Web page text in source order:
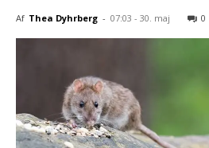
Af Thea Dyhrberg - 07:03 - 30. maj 0